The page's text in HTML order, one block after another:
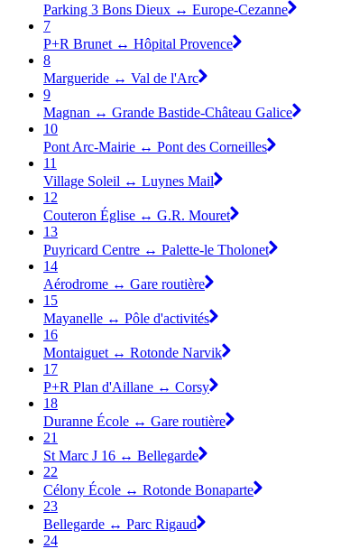
Parking 3 Bons Dieux ↔ Europe-Cezanne
7
P+R Brunet ↔ Hôpital Provence
8
Margueride ↔ Val de l'Arc
9
Magnan ↔ Grande Bastide-Château Galice
10
Pont Arc-Mairie ↔ Pont des Corneilles
11
Village Soleil ↔ Luynes Mail
12
Couteron Église ↔ G.R. Mouret
13
Puyricard Centre ↔ Palette-le Tholonet
14
Aérodrome ↔ Gare routière
15
Mayanelle ↔ Pôle d'activités
16
Montaiguet ↔ Rotonde Narvik
17
P+R Plan d'Aillane ↔ Corsy
18
Duranne École ↔ Gare routière
21
St Marc J 16 ↔ Bellegarde
22
Célony École ↔ Rotonde Bonaparte
23
Bellegarde ↔ Parc Rigaud
24